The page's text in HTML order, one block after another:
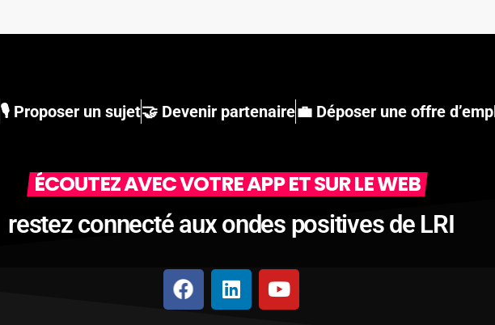
🎙 Proposer un sujet🤝 Devenir partenaire💼 Déposer une offre
ÉCOUTEZ AVEC VOTRE APP ET SUR LE WEB
restez connecté aux ondes positives de LRI